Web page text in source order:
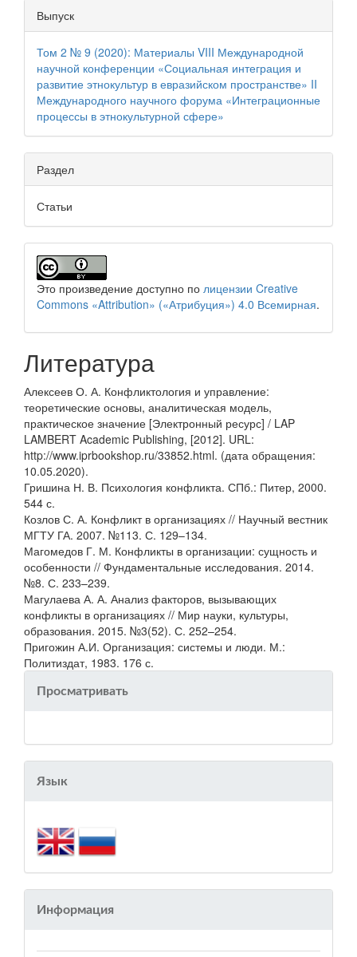
Выпуск
Том 2 № 9 (2020): Материалы VIII Международной
научной конференции «Социальная интеграция и
развитие этнокультур в евразийском пространстве» II
Международного научного форума «Интеграционные
процессы в этнокультурной сфере»
Раздел
Статьи
Это произведение доступно по лицензии Creative
Commons «Attribution» («Атрибуция») 4.0 Всемирная.
Литература
Алексеев О. А. Конфликтология и управление:
теоретические основы, аналитическая модель,
практическое значение [Электронный ресурс] / LAP
LAMBERT Academic Publishing, [2012]. URL:
http://www.iprbookshop.ru/33852.html. (дата обращения:
10.05.2020).
Гришина Н. В. Психология конфликта. СПб.: Питер, 2000.
544 с.
Козлов С. А. Конфликт в организациях // Научный вестник
МГТУ ГА. 2007. №113. С. 129–134.
Магомедов Г. М. Конфликты в организации: сущность и
особенности // Фундаментальные исследования. 2014.
№8. С. 233–239.
Магулаева А. А. Анализ факторов, вызывающих
конфликты в организациях // Мир науки, культуры,
образования. 2015. №3(52). С. 252–254.
Пригожин А.И. Организация: системы и люди. М.:
Политиздат, 1983. 176 с.
Просматривать
Язык
Информация